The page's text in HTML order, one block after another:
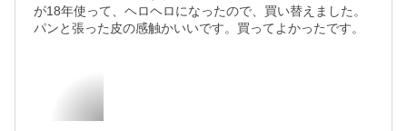
が18年使って、ヘロヘロになったので、買い替えました。